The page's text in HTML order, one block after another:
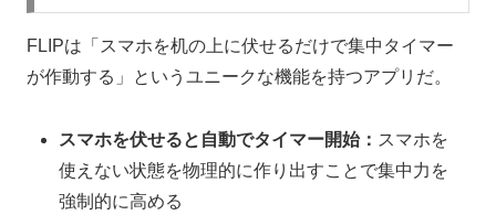
FLIPは「スマホを机の上に伏せるだけで集中タイマー
が作動する」というユニークな機能を持つアプリだ。
スマホを伏せると自動でタイマー開始： スマホを
使えない状態を物理的に作り出すことで集中力を
強制的に高める